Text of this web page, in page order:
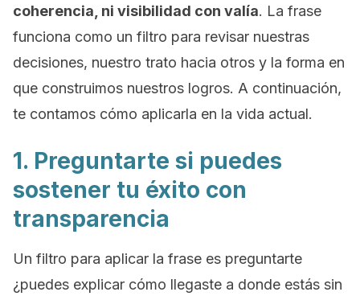
coherencia, ni visibilidad con valía. La frase
funciona como un filtro para revisar nuestras
decisiones, nuestro trato hacia otros y la forma en
que construimos nuestros logros. A continuación,
te contamos cómo aplicarla en la vida actual.
1. Preguntarte si puedes
sostener tu éxito con
transparencia
Un filtro para aplicar la frase es preguntarte
¿puedes explicar cómo llegaste a donde estás sin